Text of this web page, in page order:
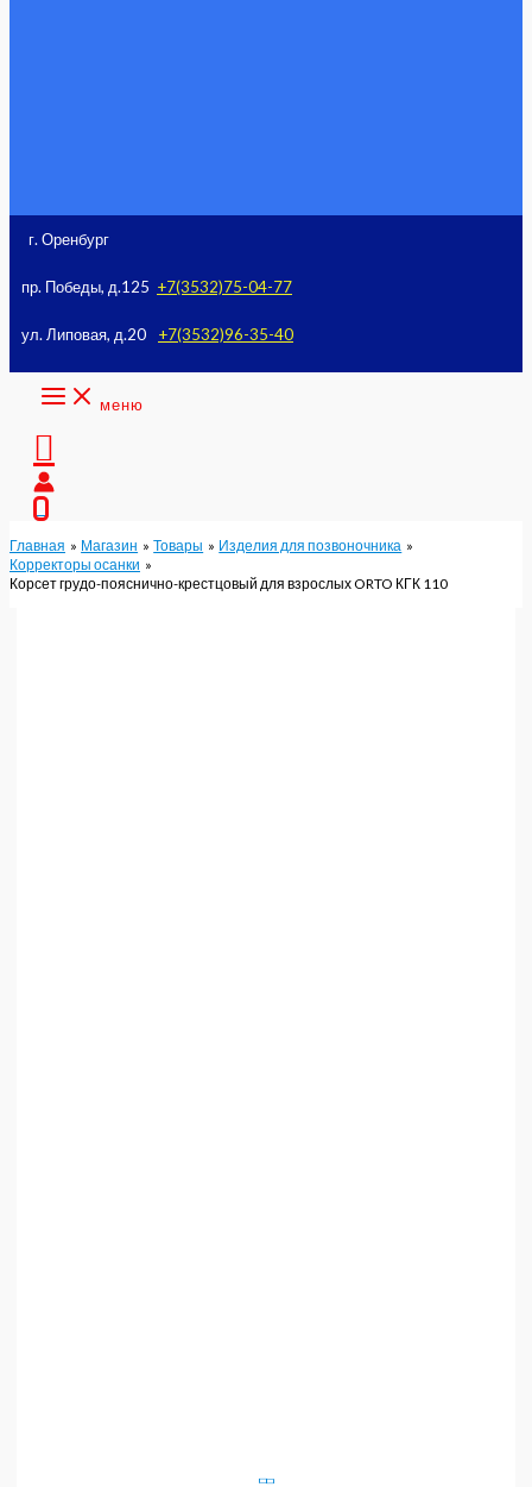
г. Оренбург
пр. Победы, д.125 +7(3532)75-04-77
ул. Липовая, д.20 +7(3532)96-35-40
меню
Поиск
Главная Магазин Товары
Изделия для позвоночника
Корректоры осанки
Корсет грудо-пояснично-крестцовый для взрослых ORTO КГК 110